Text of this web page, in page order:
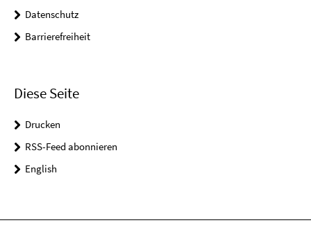
Datenschutz
Barrierefreiheit
Diese Seite
Drucken
RSS-Feed abonnieren
English